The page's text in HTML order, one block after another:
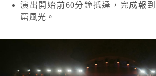
演出開始前60分鐘抵達，完成報
窟風光。